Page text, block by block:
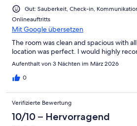
Gut: Sauberkeit, Check-in,
Onlineauftritts
Mit Google übersetzen
The room was clean and spacious with
location was perfect. I would highly
Aufenthalt von 3 Nächten im März 2026
0
Verifizierte Bewertung
10/10 – Hervorragend